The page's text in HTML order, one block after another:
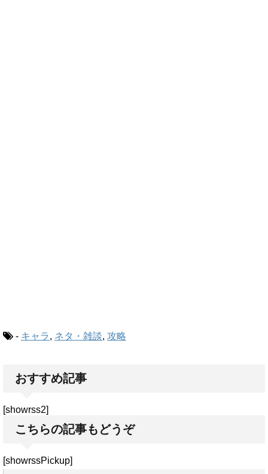
- キャラ, ネタ・雑談, 攻略
おすすめ記事
[showrss2]
こちらの記事もどうぞ
[showrssPickup]